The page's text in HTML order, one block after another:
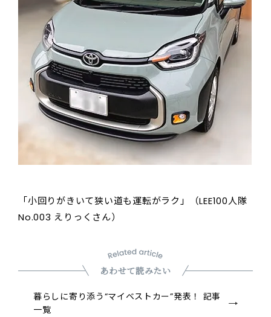
「小回りがきいて狭い道も運転がラク」（LEE100人隊
No.003 えりっくさん）
あわせて読みたい
暮らしに寄り添う“マイベストカー”発表！ 記事
一覧